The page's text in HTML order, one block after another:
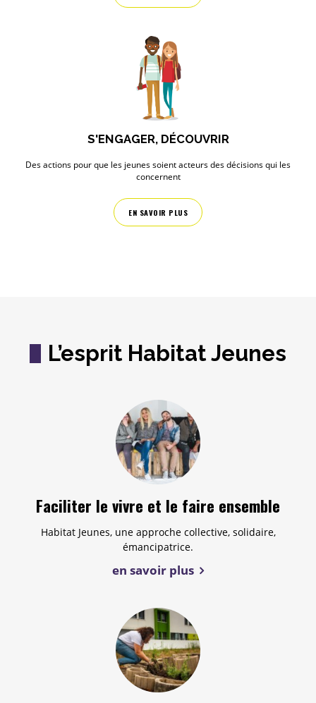
S'ENGAGER, DÉCOUVRIR
Des actions pour que les jeunes soient acteurs des décisions qui les
concernent
EN SAVOIR PLUS
L’esprit Habitat Jeunes
Faciliter le vivre et le faire ensemble
Habitat Jeunes, une approche collective, solidaire,
émancipatrice.
en savoir plus